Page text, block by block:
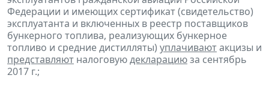
Федерации и имеющих сертификат (свидетельство)
эксплуатанта и включенных в реестр поставщиков
бункерного топлива, реализующих бункерное
топливо и средние дистилляты) уплачиваютакцизы и
представляют налоговуюдекларациюза сентябрь
2017 г.;